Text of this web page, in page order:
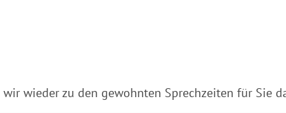
wieder zu den gewohnten Sprechzeiten für Sie